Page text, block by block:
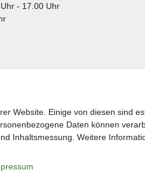
- 17.00 Uhr
Lieferzeiten für andere Länder
Website. Einige von diesen sind
Daten können
Inhaltsmessung. Weitere